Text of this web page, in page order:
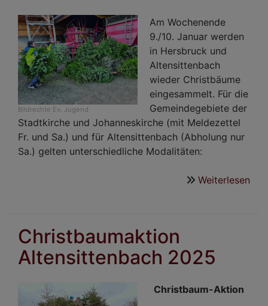
Bildrechte Ev. Jugend
Am Wochenende
9./10. Januar werden
in Hersbruck und
Altensittenbach
wieder Christbäume
eingesammelt. Für die
Gemeindegebiete der
Stadtkirche und Johanneskirche (mit Meldezettel
Fr. und Sa.) und für Altensittenbach (Abholung nur
Sa.) gelten unterschiedliche Modalitäten:
Weiterlesen
Christbaumaktion
Altensittenbach 2025
Christbaum-Aktion